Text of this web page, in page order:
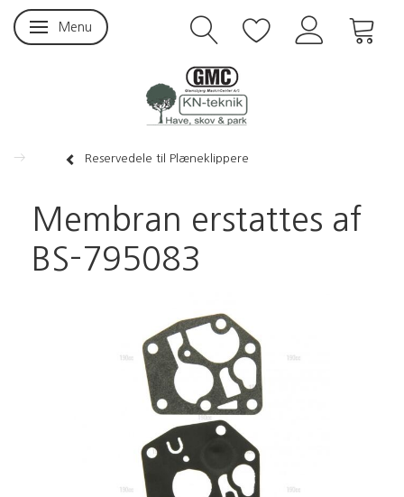
Skifte navigation
Menu
Reservedele til Plæneklippere
Membran erstattes af
BS-795083